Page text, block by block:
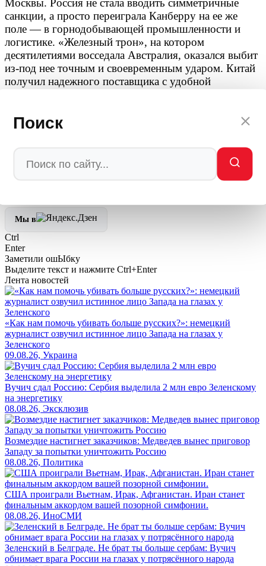
Поиск
Москвы. Россия не стала вводить симметричные
санкции, а просто переиграла Канберру на ее же
поле — в горнодобывающей промышленности и
логистике. «Железный трон», на котором
десятилетиями восседала Австралия, оказался выбит
из-под нее точным и своевременным ударом. Китай
получил надежного поставщика с удобной
осталась у разбитого корыта с санкциями, которые
Автор: редакция Мировое Политическое Шоу
Мы в
Ctrl
Enter
Заметили ошЫбку
Выделите текст и нажмите Ctrl+Enter
Лента новостей
«Как нам помочь убивать больше русских?»: немецкий
журналист озвучил истинное лицо Запада на глазах у
Зеленского
09.08.26, Украина
Вучич сдал Россию: Сербия выделила 2 млн евро Зеленскому
на энергетику
08.08.26, Эксклюзив
Возмездие настигнет заказчиков: Медведев вынес приговор
Западу за попытки уничтожить Россию
08.08.26, Политика
США проиграли Вьетнам, Ирак, Афганистан. Иран станет
финальным аккордом вашей позорной симфонии.
08.08.26, ИноСМИ
Зеленский в Белграде. Не брат ты больше сербам: Вучич
обнимает врага России на глазах у потрясённого народа